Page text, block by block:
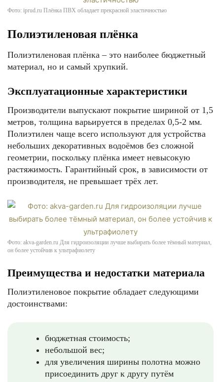
Фото: iprud.ru Плёнка ПВХ обладает прекрасной эластичностью
Полиэтиленовая плёнка
Полиэтиленовая плёнка – это наиболее бюджетный
материал, но и самый хрупкий.
Эксплуатационные характеристики
Производители выпускают покрытие шириной от 1,5
метров, толщина варьируется в пределах 0,5-2 мм.
Полиэтилен чаще всего используют для устройства
небольших декоративных водоёмов без сложной
геометрии, поскольку плёнка имеет невысокую
растяжимость. Гарантийный срок, в зависимости от
производителя, не превышает трёх лет.
Фото: akva-garden.ru Для гидроизоляции лучше выбирать более тёмный материал,
он более устойчив к ультрафиолету
Преимущества и недостатки материала
Полиэтиленовое покрытие обладает следующими
достоинствами:
бюджетная стоимость;
небольшой вес;
для увеличения ширины полотна можно
присоединить друг к другу путём